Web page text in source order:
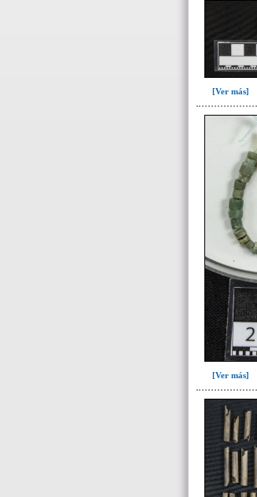
[Ver más]
[Ver más]